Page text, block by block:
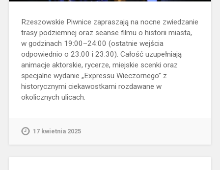
Rzeszowskie Piwnice zapraszają na nocne zwiedzanie
trasy podziemnej oraz seanse filmu o historii miasta,
w godzinach 19:00–24:00 (ostatnie wejścia
odpowiednio o 23:00 i 23:30). Całość uzupełniają
animacje aktorskie, rycerze, miejskie scenki oraz
specjalne wydanie „Expressu Wieczornego” z
historycznymi ciekawostkami rozdawane w
okolicznych ulicach.
17 kwietnia 2025